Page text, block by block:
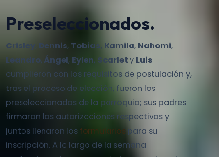
Preseleccionados.
Crisley, Dennis, Tobías Kamila, Nahomi,
Leandro, Ángel, Eylen, Scarlety Luis
cumplieron con los requisitos de postulación y,
tras el proceso de elección, fueron los
preseleccionados de la parroquia; sus padres
firmaron las autorizaciones respectivas y
juntos llenaron los formularios para su
inscripción. A lo largo de la semana